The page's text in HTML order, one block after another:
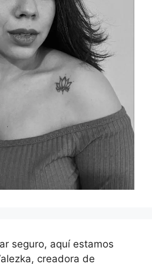
seguro, aquí estamos
creadora de